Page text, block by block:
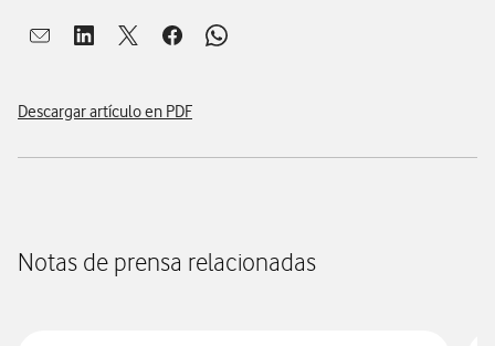
Abrir ventana para compartir en mail
Abrir ventana para compartir en linkedin
Abrir ventana para compartir en twitter
Abrir ventana para compartir en facebook
Abrir ventana para compartir en
Descargar artículo en PDF
Notas de prensa relacionadas